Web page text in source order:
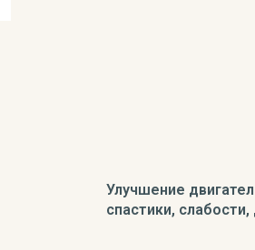
Улучшение
спастики,